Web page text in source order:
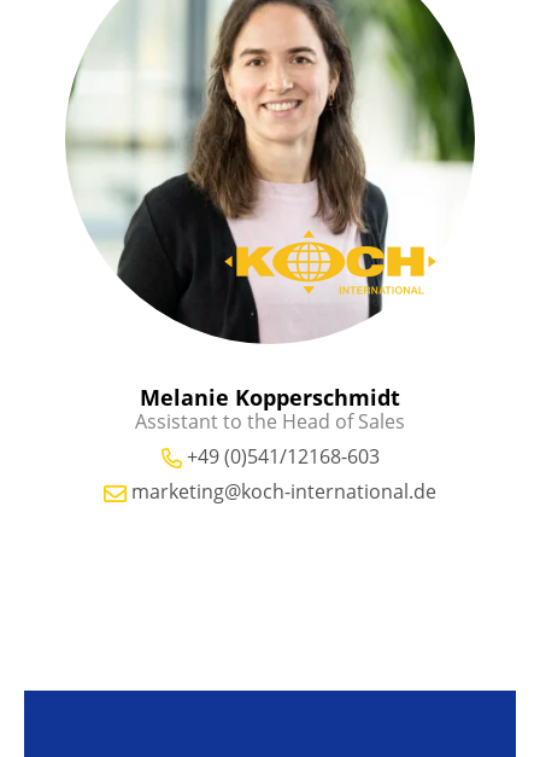
Melanie Kopperschmidt
Assistant to the Head of Sales
+49 (0)541/12168-603
marketing@koch-international.de